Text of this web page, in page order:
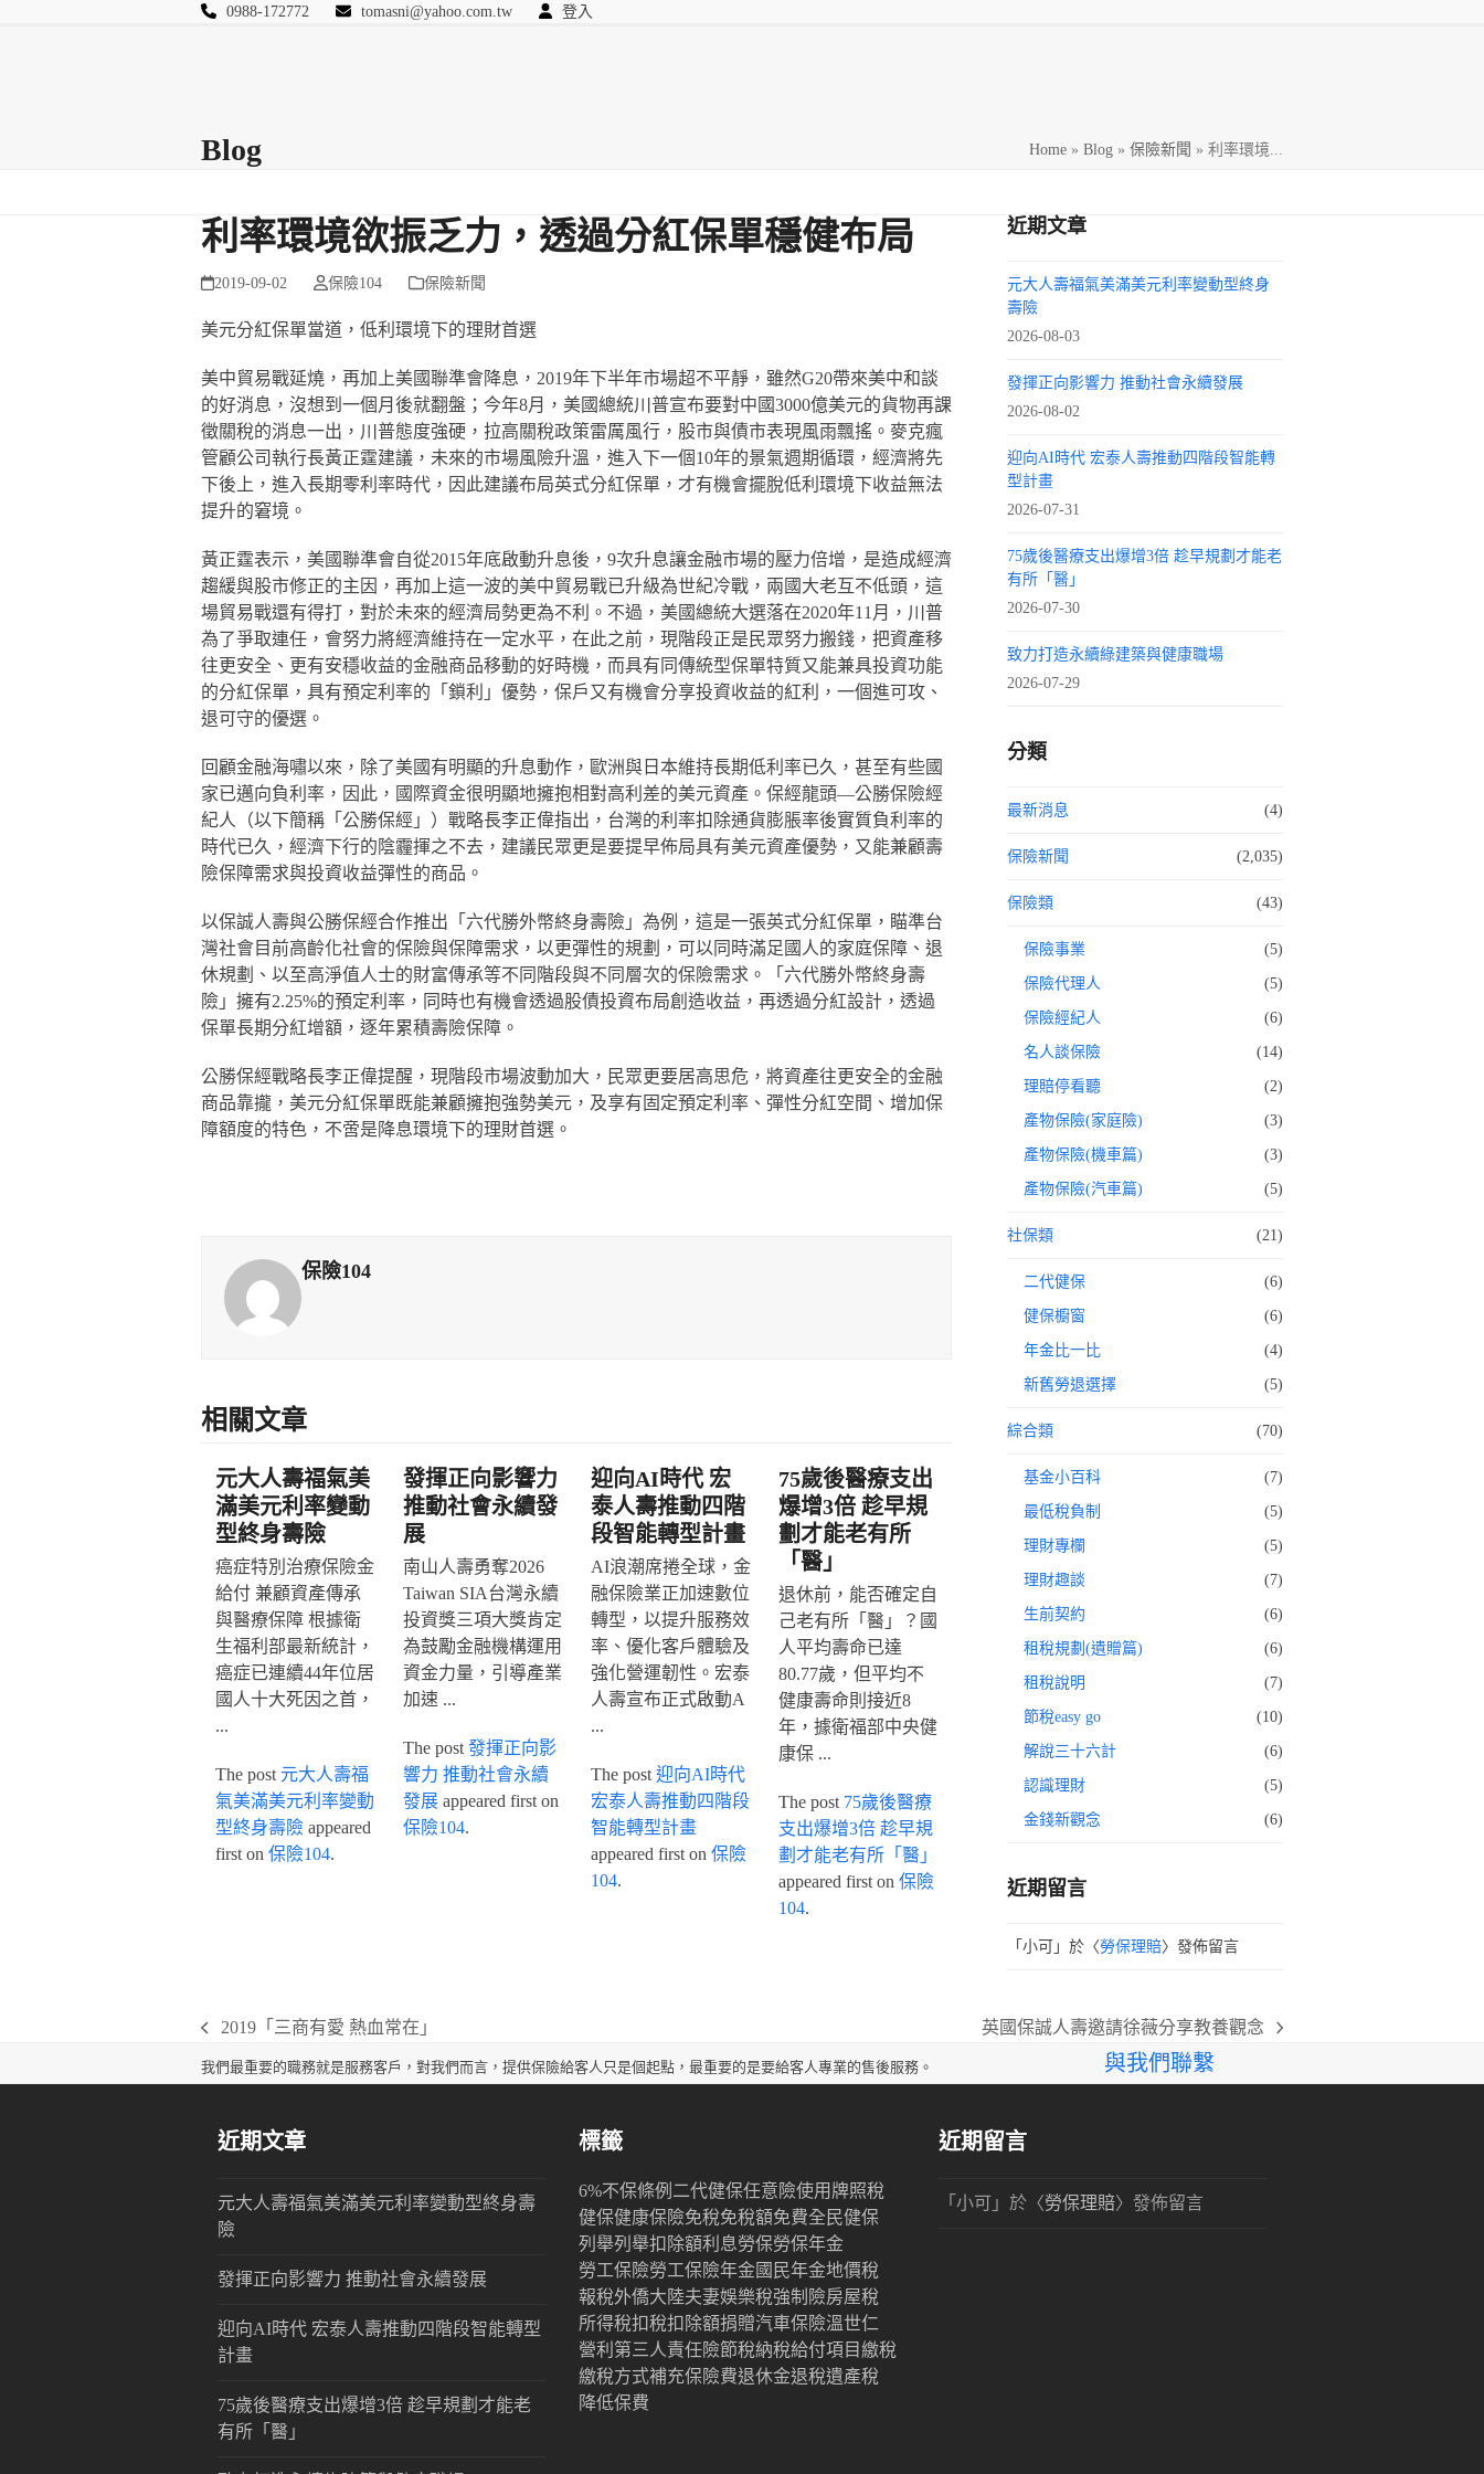
0988-172772 tomasni@yahoo.com.tw 登入
Blog Home » Blog » 保險新聞 » 利率環境...
利率環境欲振乏力，透過分紅保單穩健布局
2019-09-02 保險104 保險新聞
美元分紅保單當道，低利環境下的理財首選
美中貿易戰延燒，再加上美國聯準會降息，2019年下半年市場超不平靜，雖然G20帶來美中和談
的好消息，沒想到一個月後就翻盤；今年8月，美國總統川普宣布要對中國3000億美元的貨物再課
徵關稅的消息一出，川普態度強硬，拉高關稅政策雷厲風行，股市與債市表現風雨飄搖。麥克瘋
管顧公司執行長黃正霆建議，未來的市場風險升溫，進入下一個10年的景氣週期循環，經濟將先
下後上，進入長期零利率時代，因此建議布局英式分紅保單，才有機會擺脫低利環境下收益無法
提升的窘境。
黃正霆表示，美國聯準會自從2015年底啟動升息後，9次升息讓金融市場的壓力倍增，是造成經濟
趨緩與股市修正的主因，再加上這一波的美中貿易戰已升級為世紀冷戰，兩國大老互不低頭，這
場貿易戰還有得打，對於未來的經濟局勢更為不利。不過，美國總統大選落在2020年11月，川普
為了爭取連任，會努力將經濟維持在一定水平，在此之前，現階段正是民眾努力搬錢，把資產移
往更安全、更有安穩收益的金融商品移動的好時機，而具有同傳統型保單特質又能兼具投資功能
的分紅保單，具有預定利率的「鎖利」優勢，保戶又有機會分享投資收益的紅利，一個進可攻、
退可守的優選。
回顧金融海嘯以來，除了美國有明顯的升息動作，歐洲與日本維持長期低利率已久，甚至有些國
家已邁向負利率，因此，國際資金很明顯地擁抱相對高利差的美元資產。保經龍頭—公勝保險經
紀人（以下簡稱「公勝保經」）戰略長李正偉指出，台灣的利率扣除通貨膨脹率後實質負利率的
時代已久，經濟下行的陰霾揮之不去，建議民眾更是要提早佈局具有美元資產優勢，又能兼顧壽
險保障需求與投資收益彈性的商品。
以保誠人壽與公勝保經合作推出「六代勝外幣終身壽險」為例，這是一張英式分紅保單，瞄準台
灣社會目前高齡化社會的保險與保障需求，以更彈性的規劃，可以同時滿足國人的家庭保障、退
休規劃、以至高淨值人士的財富傳承等不同階段與不同層次的保險需求。「六代勝外幣終身壽
險」擁有2.25%的預定利率，同時也有機會透過股債投資布局創造收益，再透過分紅設計，透過
保單長期分紅增額，逐年累積壽險保障。
公勝保經戰略長李正偉提醒，現階段市場波動加大，民眾更要居高思危，將資產往更安全的金融
商品靠攏，美元分紅保單既能兼顧擁抱強勢美元，及享有固定預定利率、彈性分紅空間、增加保
障額度的特色，不啻是降息環境下的理財首選。
保險104
相關文章
元大人壽福氣美
滿美元利率變動
型終身壽險
癌症特別治療保險金
給付 兼顧資產傳承
與醫療保障 根據衛
生福利部最新統計，
癌症已連續44年位居
國人十大死因之首，
...
The post 元大人壽福
氣美滿美元利率變動
型終身壽險appeared
first on 保險104.
發揮正向影響力
推動社會永續發
展
南山人壽勇奪2026
Taiwan SIA台灣永續
投資獎三項大獎肯定
為鼓勵金融機構運用
資金力量，引導產業
加速 ...
The post 發揮正向影
響力 推動社會永續
發展appeared first on
保險104.
迎向AI時代 宏
泰人壽推動四階
段智能轉型計畫
AI浪潮席捲全球，金
融保險業正加速數位
轉型，以提升服務效
率、優化客戶體驗及
強化營運韌性。宏泰
人壽宣布正式啟動A
...
The post 迎向AI時代
宏泰人壽推動四階段
智能轉型計畫
appeared first on 保險
104.
75歲後醫療支出
爆增3倍 趁早規
劃才能老有所
「醫」
退休前，能否確定自
己老有所「醫」？國
人平均壽命已達
80.77歲，但平均不
健康壽命則接近8
年，據衛福部中央健
康保 ...
The post 75歲後醫療
支出爆增3倍 趁早規
劃才能老有所「醫」
appeared first on 保險
104.
近期文章
元大人壽福氣美滿美元利率變動型終身
壽險
2026-08-03
發揮正向影響力 推動社會永續發展
2026-08-02
迎向AI時代 宏泰人壽推動四階段智能轉
型計畫
2026-07-31
75歲後醫療支出爆增3倍 趁早規劃才能老
有所「醫」
2026-07-30
致力打造永續綠建築與健康職場
2026-07-29
分類
最新消息 (4)
保險新聞 (2,035)
保險類 (43)
保險事業 (5)
保險代理人 (5)
保險經紀人 (6)
名人談保險 (14)
理賠停看聽 (2)
產物保險(家庭險) (3)
產物保險(機車篇) (3)
產物保險(汽車篇) (5)
社保類 (21)
二代健保 (6)
健保櫥窗 (6)
年金比一比 (4)
新舊勞退選擇 (5)
綜合類 (70)
基金小百科 (7)
最低稅負制 (5)
理財專欄 (5)
理財趣談 (7)
生前契約 (6)
租稅規劃(遺贈篇) (6)
租稅說明 (7)
節稅easy go (10)
解說三十六計 (6)
認識理財 (5)
金錢新觀念 (6)
近期留言
「 小可 」於〈勞保理賠〉發佈留言
previous
post:
2019「三商有愛 熱血常在」
next
英國保誠人壽邀請徐薇分享教養觀念
我們最重要的職務就是服務客戶，對我們而言，提供保險給客人只是個起點，最重要的是要給客人專業的售後服務。 與我們聯繫
近期文章
元大人壽福氣美滿美元利率變動型終身壽
險
發揮正向影響力 推動社會永續發展
迎向AI時代 宏泰人壽推動四階段智能轉型
計畫
75歲後醫療支出爆增3倍 趁早規劃才能老
有所「醫」
標籤
6%不保條例 二代健保任意險使用牌照稅
健保健康保險免稅免稅額免費全民健保
列舉列舉扣除額利息勞保勞保年金
勞工保險勞工保險年金國民年金地價稅
報稅外僑大陸夫妻娛樂稅強制險房屋稅
所得稅扣稅扣除額捐贈汽車保險溫世仁
營利 第三人責任險節稅納稅給付項目 繳稅
繳稅方式補充保險費退休金退稅遺產稅
降低保費
近期留言
「小可 」於〈勞保理賠〉發佈留言